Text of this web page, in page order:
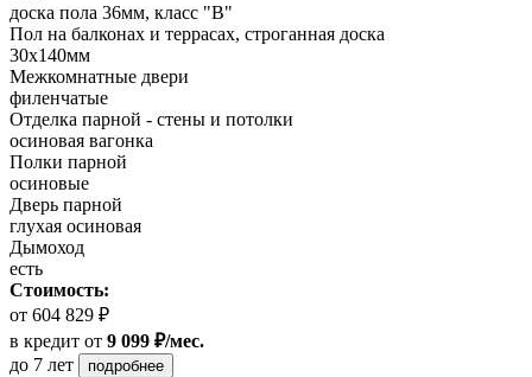
доска пола 36мм, класс "B"
Пол на балконах и террасах, строганная доска
30х140мм
Межкомнатные двери
филенчатые
Отделка парной - стены и потолки
осиновая вагонка
Полки парной
осиновые
Дверь парной
глухая осиновая
Дымоход
есть
Стоимость:
от 604 829 ₽
в кредит от 9 099 ₽/мес.
до 7 лет
подробнее